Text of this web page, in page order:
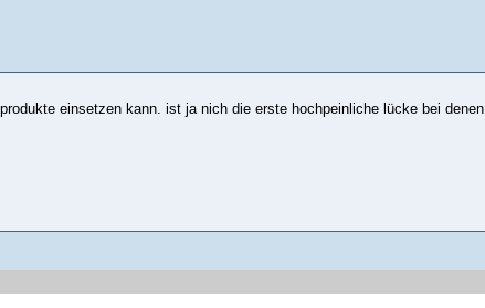
einsetzen kann. ist ja nich die erste hochpeinliche lücke bei denen.